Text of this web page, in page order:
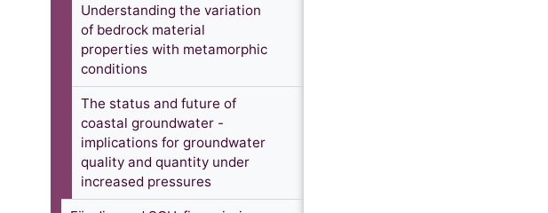
Understanding the variation
of bedrock material
properties with metamorphic
conditions
The status and future of
coastal groundwater -
implications for groundwater
quality and quantity under
increased pressures